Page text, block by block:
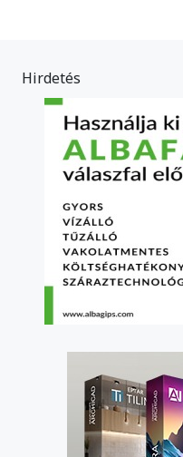
Hirdetés